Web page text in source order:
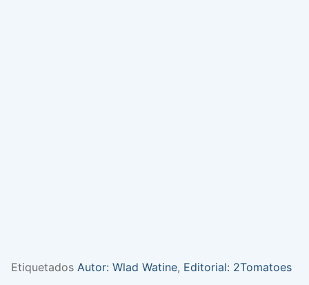
Etiquetados Autor: Wlad Watine, Editorial: 2Tomatoes